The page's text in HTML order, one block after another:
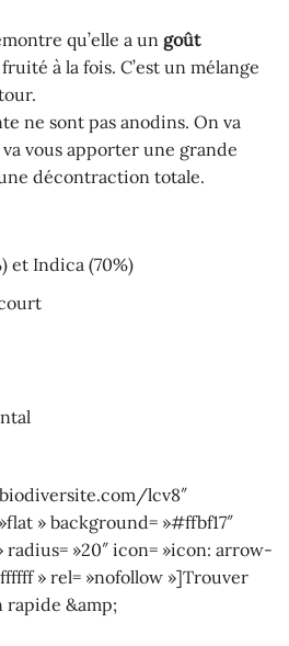
qu’elle a un goût
à la fois. C’est un mélange
ne sont pas anodins. On va
vous apporter une grande
décontraction totale.
et Indica (70%)
lcv8″
» background= »#ffbf17″
radius= »20″ icon= »icon: arrow-
» rel= »nofollow »]Trouver
rapide &amp;